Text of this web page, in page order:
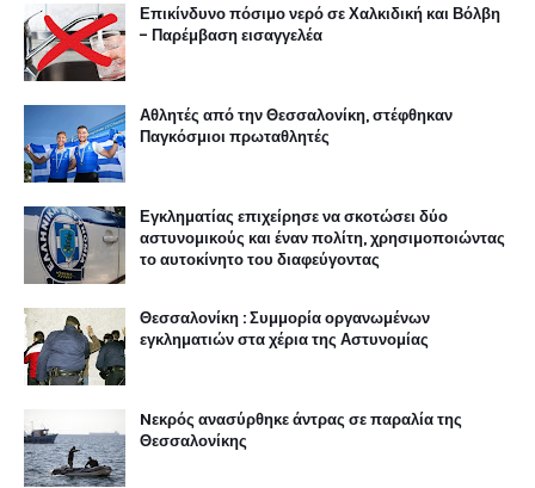
Επικίνδυνο πόσιμο νερό σε Χαλκιδική και Βόλβη
- Παρέμβαση εισαγγελέα
Αθλητές από την Θεσσαλονίκη, στέφθηκαν
Παγκόσμιοι πρωταθλητές
Εγκληματίας επιχείρησε να σκοτώσει δύο
αστυνομικούς και έναν πολίτη, χρησιμοποιώντας
το αυτοκίνητο του διαφεύγοντας
Θεσσαλονίκη : Συμμορία οργανωμένων
εγκληματιών στα χέρια της Αστυνομίας
Nεκρός ανασύρθηκε άντρας σε παραλία της
Θεσσαλονίκης